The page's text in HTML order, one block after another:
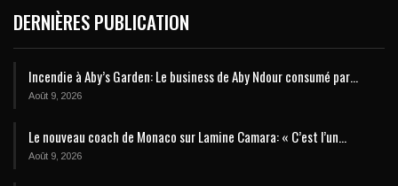
DERNIÈRES PUBLICATION
Incendie à Aby’s Garden: Le business de Aby Ndour consumé par…
Août 9, 2026
Le nouveau coach de Monaco sur Lamine Camara: « C’est l’un…
Août 9, 2026